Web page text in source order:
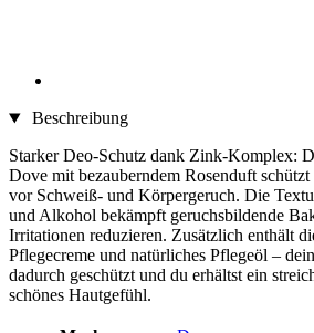
Beschreibung
Starker Deo-Schutz dank Zink-Komplex:
Dove mit bezauberndem Rosenduft
vor Schweiß- und Körpergeruch. Die
und Alkohol bekämpft geruchsbildende
Irritationen reduzieren. Zusätzlich enthält
Pflegecreme und natürliches Pflegeöl –
dadurch geschützt und du erhältst ein
schönes Hautgefühl.